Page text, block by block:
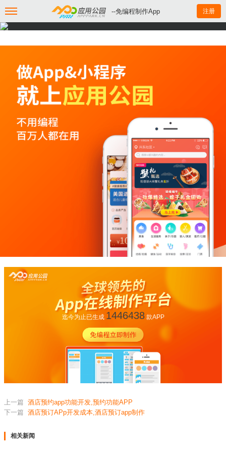
--免编程制作App 注册
迄今为止已生成 1446438款APP
上一篇 酒店预约app功能开发,预约功能APP
下一篇 酒店预订APp开发成本,酒店预订app制作
相关新闻